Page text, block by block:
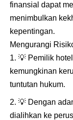
finansial dapat
menimbulkan
kepentingan.
Mengurangi
💡 Pemilik
kemungkinan
tuntutan hukum.
💡 Dengan
dialihkan ke